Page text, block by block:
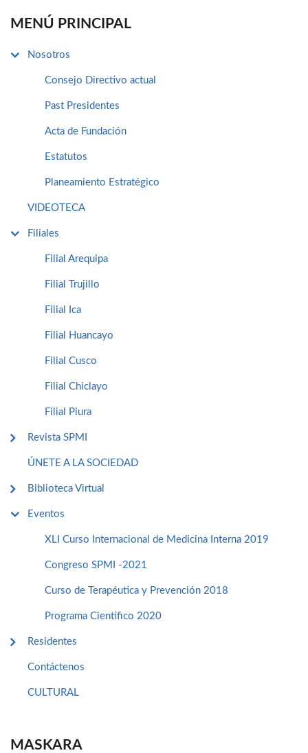
MENÚ PRINCIPAL
Nosotros
Consejo Directivo actual
Past Presidentes
Acta de Fundación
Estatutos
Planeamiento Estratégico
VIDEOTECA
Filiales
Filial Arequipa
Filial Trujillo
Filial Ica
Filial Huancayo
Filial Cusco
Filial Chiclayo
Filial Piura
Revista SPMI
ÚNETE A LA SOCIEDAD
Biblioteca Virtual
Eventos
XLI Curso Internacional de Medicina Interna 2019
Congreso SPMI -2021
Curso de Terapéutica y Prevención 2018
Programa Cientifico 2020
Residentes
Contáctenos
CULTURAL
MASKARA